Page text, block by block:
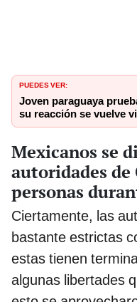
PUEDES VER:
Joven paraguaya
su reacción se vuelve
Mexicanos se
autoridades de
personas
Ciertamente, las
bastante estrictas
estas tienen
algunas libertades